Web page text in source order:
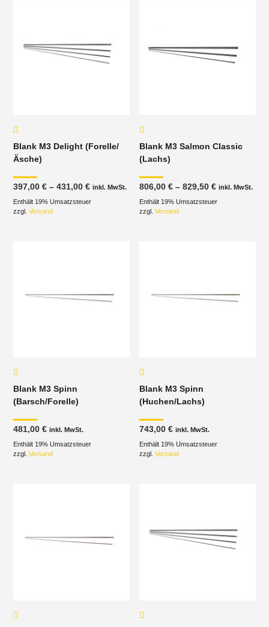
Blank M3 Delight (Forelle/
Äsche)
397,00€ –431,00€Preisspanne:
bis
inkl. MwSt.
Enthält 19% Umsatzsteuer
zzgl.Versand
Blank M3 Salmon Classic
(Lachs)
806,00€ –829,50€
bis
inkl. MwSt.
Enthält 19% Umsatzsteuer
zzgl.Versand
Blank M3 Spinn
(Barsch/Forelle)
481,00€ inkl. MwSt.
Enthält 19% Umsatzsteuer
zzgl.Versand
Blank M3 Spinn
(Huchen/Lachs)
743,00€ inkl. MwSt.
Enthält 19% Umsatzsteuer
zzgl.Versand